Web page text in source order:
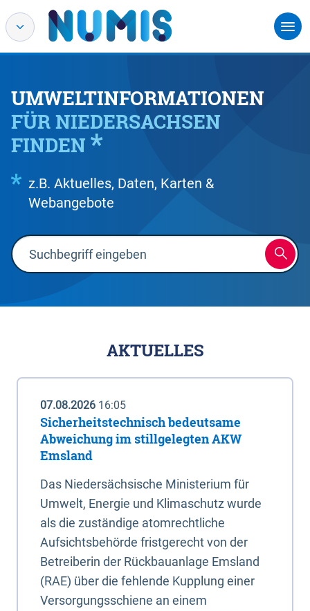
UMWELTINFORMATIONEN
FÜR NIEDERSACHSEN
FINDEN
z.B. Aktuelles, Daten, Karten &
Webangebote
AKTUELLES
07.08.2026 16:05
Sicherheitstechnisch bedeutsame
Abweichung im stillgelegten AKW
Emsland
Das Niedersächsische Ministerium für
Umwelt, Energie und Klimaschutz wurde
als die zuständige atomrechtliche
Aufsichtsbehörde fristgerecht von der
Betreiberin der Rückbauanlage Emsland
(RAE) über die fehlende Kupplung einer
Versorgungsschiene an einem